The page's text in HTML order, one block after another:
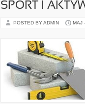
SPORT I
POSTED BY ADMIN MAJ